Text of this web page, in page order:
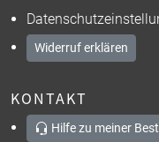
Widerruf erklären
KONTAKT
Hilfe zu meiner